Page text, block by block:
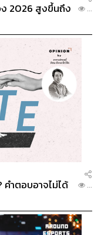
ง 2026 สูงขึ้นถึง
...
คำตอบอาจไม่ได้
...